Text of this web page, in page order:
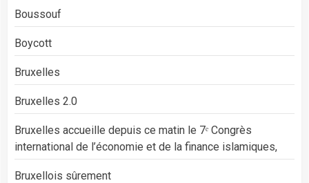
Boussouf
Boycott
Bruxelles
Bruxelles 2.0
Bruxelles accueille depuis ce matin le 7ᵉ Congrès
international de l’économie et de la finance islamiques,
Bruxellois sûrement